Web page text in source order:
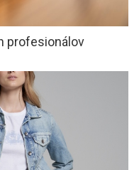
profesionálov